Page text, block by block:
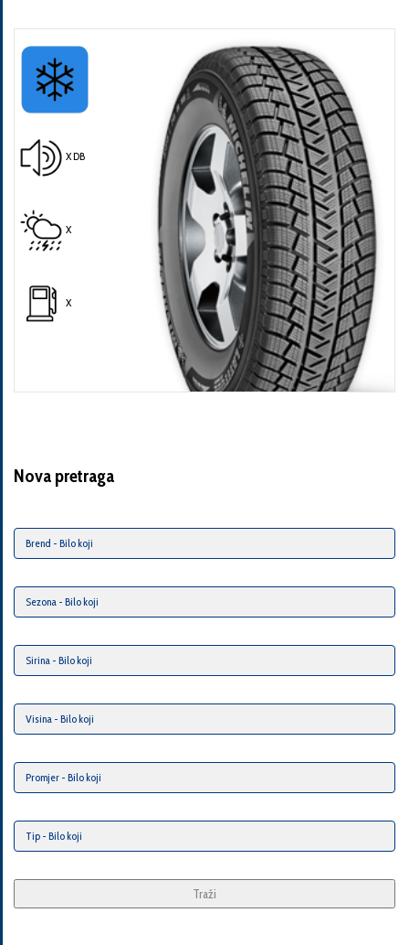
Pošalji
X DB
X
X
Nova pretraga
Traži